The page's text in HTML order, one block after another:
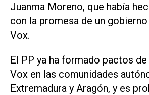
Juanma Moreno, que había
con la promesa de un
Vox.
El PP ya ha formado pactos
Vox en las comunidades
Extremadura y Aragón, y es